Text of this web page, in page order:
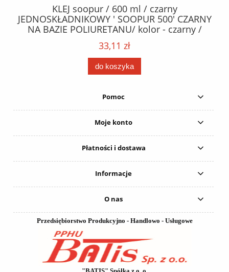
KLEJ soopur / 600 ml / czarny
JEDNOSKŁADNIKOWY ' SOOPUR 500' CZARNY
NA BAZIE POLIURETANU/ kolor - czarny /
karton 20 szt. / pistolet do kleju 307730 /
33,11 zł
do koszyka
Pomoc
Moje konto
Płatności i dostawa
Informacje
O nas
Przedsiębiorstwo Produkcyjno - Handlowo - Usługowe